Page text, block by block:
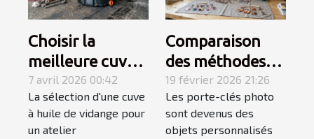
Choisir la
meilleure cuve à
huile de vidange
pour ateliers
professionnels
7 avril 2026 00:42
La sélection d'une cuve
à huile de vidange pour
un atelier
Comparaison
des méthodes
d'impression
pour les porte-
clés photo
19 février 2026 21:26
Les porte-clés photo
sont devenus des
objets personnalisés